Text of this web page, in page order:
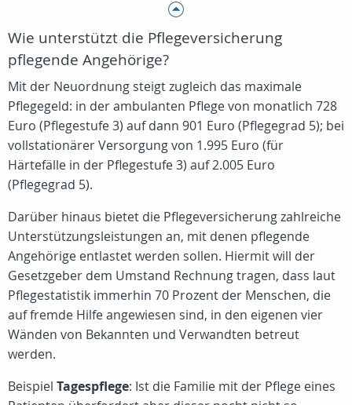
Wie unterstützt die Pflegeversicherung
pflegende Angehörige?
Mit der Neuordnung steigt zugleich das maximale
Pflegegeld: in der ambulanten Pflege von monatlich 728
Euro (Pflegestufe 3) auf dann 901 Euro (Pflegegrad 5); bei
vollstationärer Versorgung von 1.995 Euro (für
Härtefälle in der Pflegestufe 3) auf 2.005 Euro
(Pflegegrad 5).
Darüber hinaus bietet die Pflegeversicherung zahlreiche
Unterstützungsleistungen an, mit denen pflegende
Angehörige entlastet werden sollen. Hiermit will der
Gesetzgeber dem Umstand Rechnung tragen, dass laut
Pflegestatistik immerhin 70 Prozent der Menschen, die
auf fremde Hilfe angewiesen sind, in den eigenen vier
Wänden von Bekannten und Verwandten betreut
werden.
Beispiel Tagespflege: Ist die Familie mit der Pflege eines